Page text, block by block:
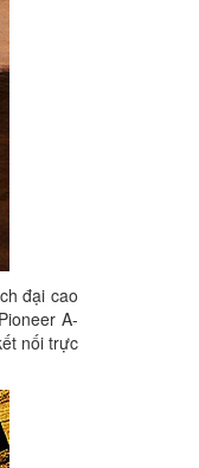
đại cao
A-
nối trực